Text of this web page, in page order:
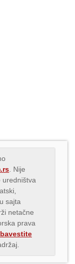
. Nije
uredništva
sajta
netačne
prava